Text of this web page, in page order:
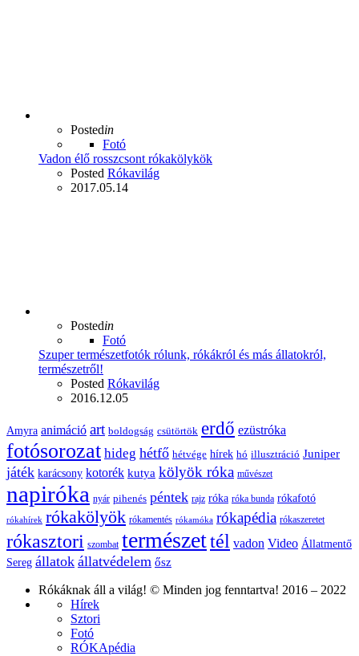
Postedin
Fotó
Vadon élő rosszcsont rókakölykök
Posted Rókavilág
2017.05.14
Postedin
Fotó
Szuper természetfotók rólunk, rókákról és más állatokról,
természetről!
Posted Rókavilág
2016.12.05
Amyra animáció art boldogság csütörtök erdő ezüstróka
fotósorozat hideg hétfő hétvége hírek hó illusztráció Juniper
játék karácsony kotorék kutya kölyök róka művészet
napiróka nyár pihenés péntek rajz róka róka bunda rókafotó
rókahírek rókakölyök rókamentés rókamóka rókapédia rókaszeretet
rókasztori szombat természettél vadon Video Állatmentő
Sereg állatok állatvédelem ősz
Rókáknak áll a világ! © Minden jog fenntartva! 2016 – 2022
Hírek
Sztori
Fotó
RÓKApédia